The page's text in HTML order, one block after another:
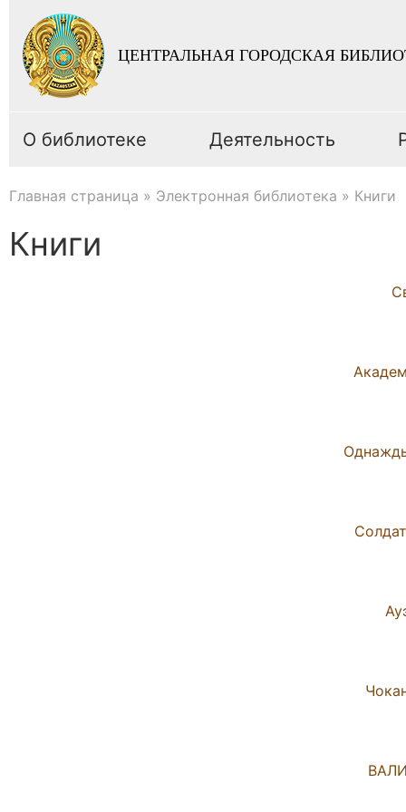
ЦЕНТРАЛЬНАЯ ГОРОДСКАЯ
О библиотеке Деятельность
Главная страница » Электронная библиотека » Книги
Книги